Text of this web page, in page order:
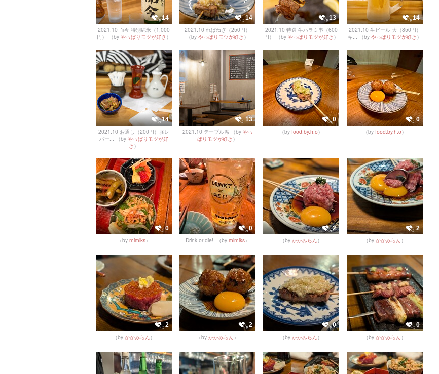
14
2021.10 而今 特別純米（1,000
円）
（by やっぱりモツが好き ）
14
2021.10 ればねぎ（250円）
（by やっぱりモツが好き ）
13
2021.10 特選 牛ハラミ串（600
円）
（by やっぱりモツが好き ）
14
2021.10 生ビール 大（850円）
キ...
（by やっぱりモツが好き ）
14
2021.10 お通し（200円）豚レ
バー...
（by やっぱりモツが好
き ）
13
2021.10 テーブル席 （by やっ
ぱりモツが好き ）
0
（by food.by.h.o）
0
（by food.by.h.o）
0
（by mimiks）
0
Drink or die!! （by mimiks）
2
（by かかみらん ）
2
（by かかみらん ）
2
（by かかみらん ）
2
（by かかみらん ）
0
（by かかみらん ）
0
（by かかみらん ）